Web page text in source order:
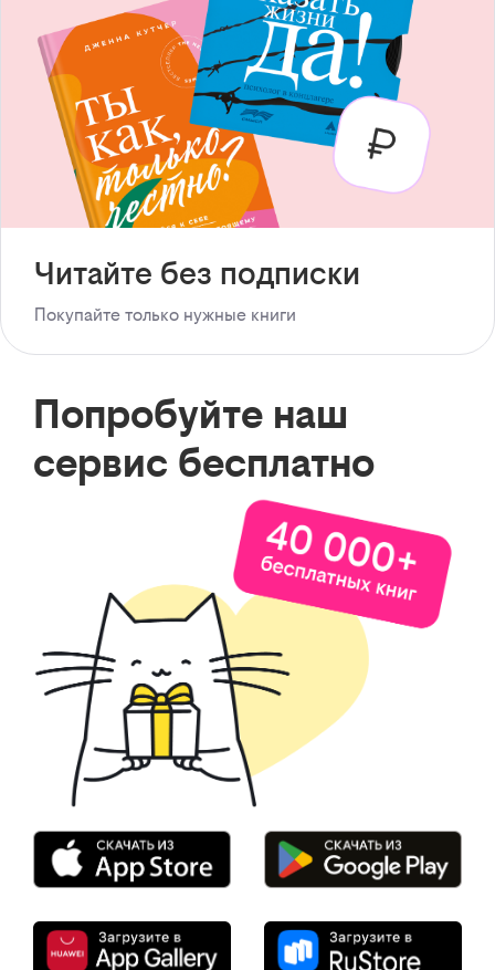
Читайте без подписки
Покупайте только нужные книги
Попробуйте наш
сервис бесплатно